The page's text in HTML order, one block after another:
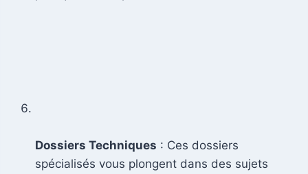
Dossiers Techniques : Ces dossiers
spécialisés vous plongent dans des sujets